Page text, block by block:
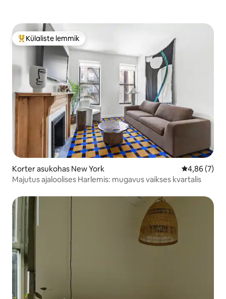
Külaliste suur lemmik
Külaliste lemmik
Korter asukohas New York Keskmine
4,86 (7)
Majutus ajaloolises Harlemis: mugavus vaikses kvartalis